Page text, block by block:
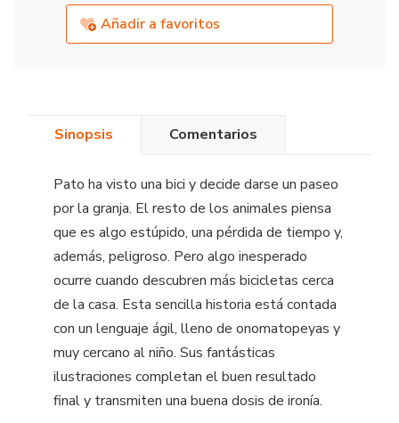
Añadir a favoritos
Sinopsis Comentarios
Pato ha visto una bici y decide darse un paseo
por la granja. El resto de los animales piensa
que es algo estúpido, una pérdida de tiempo y,
además, peligroso. Pero algo inesperado
ocurre cuando descubren más bicicletas cerca
de la casa. Esta sencilla historia está contada
con un lenguaje ágil, lleno de onomatopeyas y
muy cercano al niño. Sus fantásticas
ilustraciones completan el buen resultado
final y transmiten una buena dosis de ironía.